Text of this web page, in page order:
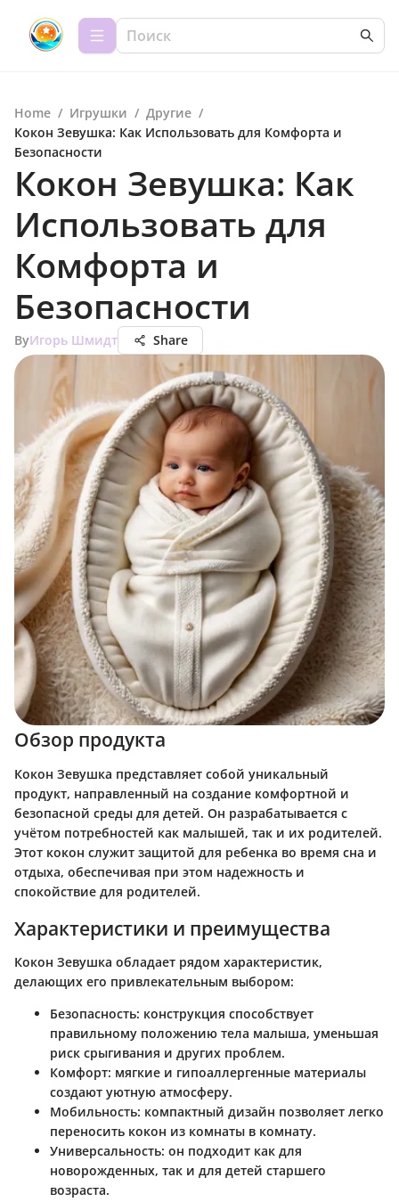
Home / Игрушки / Другие /
Кокон Зевушка: Как Использовать для Комфорта и
Безопасности
Кокон Зевушка: Как
Использовать для
Комфорта и
Безопасности
ByИгорь Шмидт Share
Обзор продукта
Кокон Зевушка представляет собой уникальный
продукт, направленный на создание комфортной и
безопасной среды для детей. Он разрабатывается с
учётом потребностей как малышей, так и их родителей.
Этот кокон служит защитой для ребенка во время сна и
отдыха, обеспечивая при этом надежность и
спокойствие для родителей.
Характеристики и преимущества
Кокон Зевушка обладает рядом характеристик,
делающих его привлекательным выбором:
Безопасность: конструкция способствует
правильному положению тела малыша, уменьшая
риск срыгивания и других проблем.
Комфорт: мягкие и гипоаллергенные материалы
создают уютную атмосферу.
Мобильность: компактный дизайн позволяет легко
переносить кокон из комнаты в комнату.
Универсальность: он подходит как для
новорожденных, так и для детей старшего
возраста.